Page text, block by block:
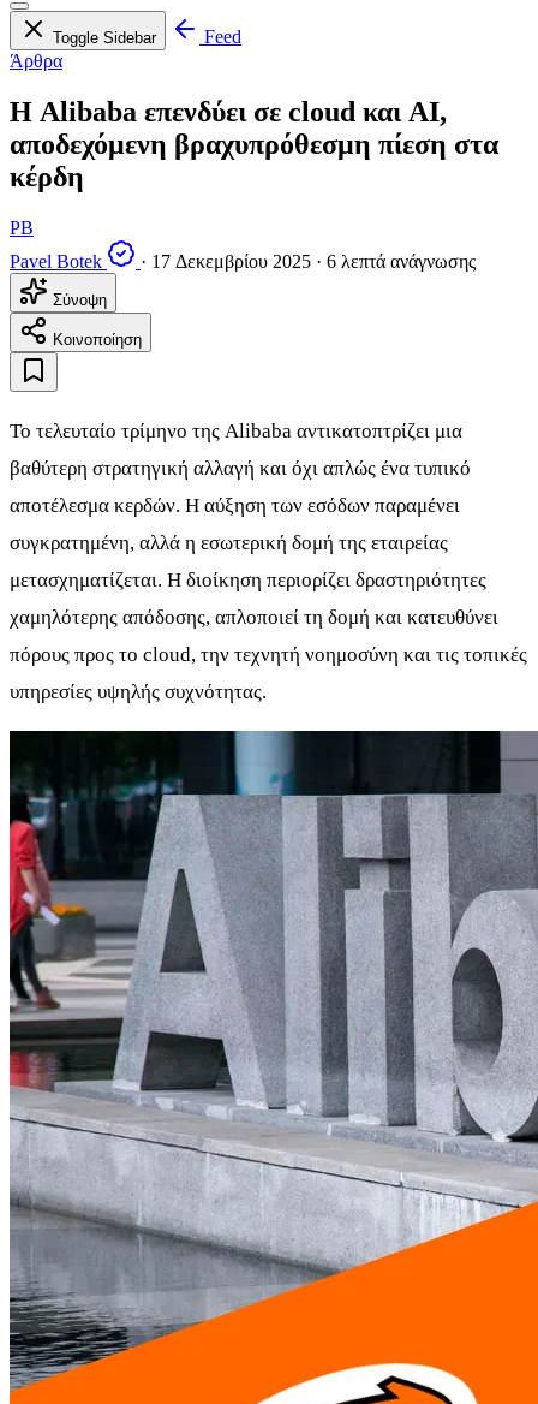
Toggle Sidebar
Feed
Άρθρα
Η Alibaba επενδύει σε cloud και AI,
αποδεχόμενη βραχυπρόθεσμη πίεση στα
κέρδη
PB
Pavel Botek
· 17 Δεκεμβρίου 2025 · 6 λεπτά ανάγνωσης
Σύνοψη
Κοινοποίηση
Το τελευταίο τρίμηνο της Alibaba αντικατοπτρίζει μια
βαθύτερη στρατηγική αλλαγή και όχι απλώς ένα τυπικό
αποτέλεσμα κερδών. Η αύξηση των εσόδων παραμένει
συγκρατημένη, αλλά η εσωτερική δομή της εταιρείας
μετασχηματίζεται. Η διοίκηση περιορίζει δραστηριότητες
χαμηλότερης απόδοσης, απλοποιεί τη δομή και κατευθύνει
πόρους προς το cloud, την τεχνητή νοημοσύνη και τις τοπικές
υπηρεσίες υψηλής συχνότητας.